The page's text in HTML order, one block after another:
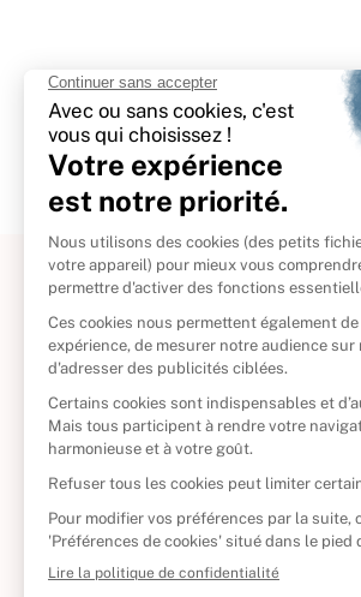
À propos
Politique de retour
Reprendre vos livres
Qui sommes-nous ?
CD d'occasion
DVD d'occasion